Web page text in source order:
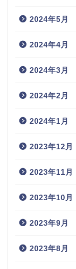
2024年5月
2024年4月
2024年3月
2024年2月
2024年1月
2023年12月
2023年11月
2023年10月
2023年9月
2023年8月